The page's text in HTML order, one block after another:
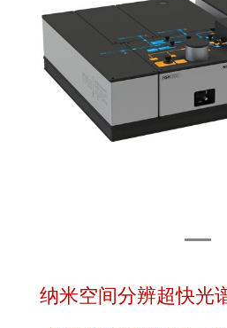
纳米空间分辨超快光